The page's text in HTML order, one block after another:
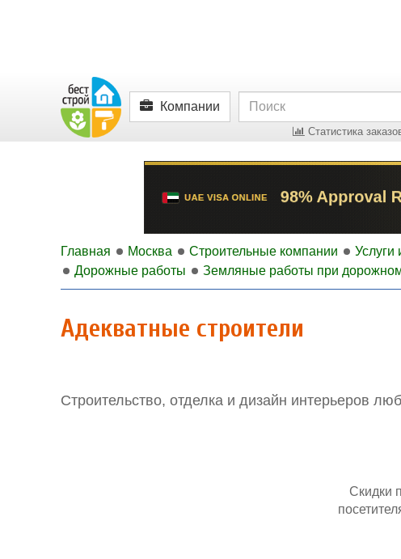
Компании
Статистика
Главная Москва Строительные компании Услуги
Дорожные работы
Земляные работы при дорожном
Адекватные строители
Строительство, отделка и дизайн интерьеров
Скидки